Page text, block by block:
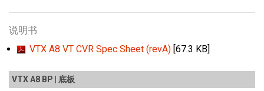
说明书
VTX A8 VT CVR Spec Sheet (revA) [67.3 KB]
VTX A8 BP | 底板